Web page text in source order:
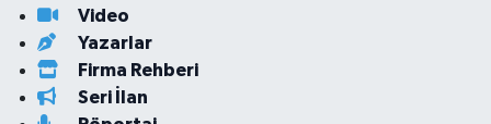
Video
Yazarlar
Firma Rehberi
Seri İlan